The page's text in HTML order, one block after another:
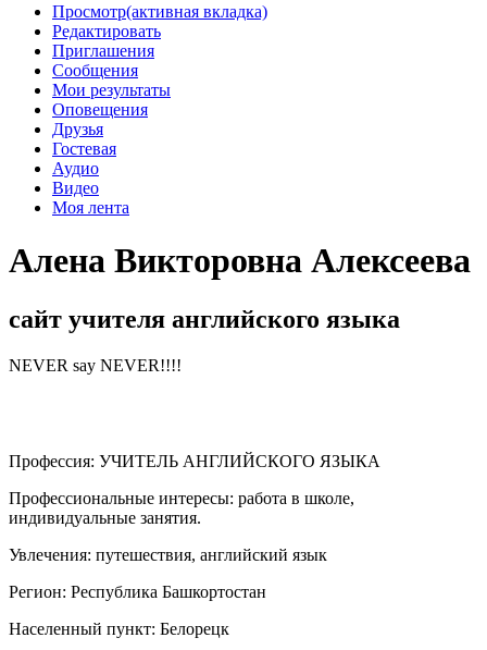
Просмотр(активная вкладка)
Редактировать
Приглашения
Сообщения
Мои результаты
Оповещения
Друзья
Гостевая
Аудио
Видео
Моя лента
Алена Викторовна Алексеева
сайт учителя английского языка
NEVER say NEVER!!!!
Профессия: УЧИТЕЛЬ АНГЛИЙСКОГО ЯЗЫКА
Профессиональные интересы: работа в школе,
индивидуальные занятия.
Увлечения: путешествия, английский язык
Регион: Республика Башкортостан
Населенный пункт: Белорецк